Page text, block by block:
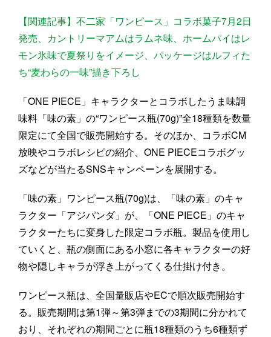
【関連記事】不二家「ワンピース」コラボ菓子7月2日
発売、カントリーマアムはラムネ味、ホームパイはレ
モン氷味で夏祭りをイメージ、パッケージはルフィた
ち“麦わらの一味”描き下ろし
「ONE PIECE」キャラクターとコラボしたうま味調
味料「味の素」の“ワンピース瓶(70g)”全18種類を数量
限定にて全国で販売開始する。そのほか、コラボCM
放映やコラボレシピの紹介、ONE PIECEコラボグッ
ズなどが当たるSNSキャンペーンを展開する。
「味の素」ワンピース瓶(70g)は、「味の素」のキャ
ラクター「アジパンダ」が、「ONE PIECE」のキャ
ラクターたちに変身した限定コラボ瓶。製品を使用し
ていくと、瓶の側面にある小窓に各キャラクターの好
物や隠しキャラが浮き上がってくる仕掛け付き。
ワンピース瓶は、全国量販店やECで順次販売開始す
る。販売期間は第1弾～第3弾までの3期間に分かれて
おり、それぞれの期間ごとに瓶18種類のうち6種類ず